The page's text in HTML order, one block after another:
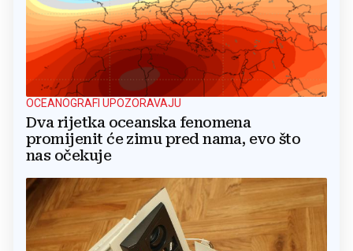
OCEANOGRAFI UPOZORAVAJU
Dva rijetka oceanska fenomena
promijenit će zimu pred nama, evo što
nas očekuje